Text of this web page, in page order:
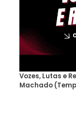
Vozes, Lutas e
Machado